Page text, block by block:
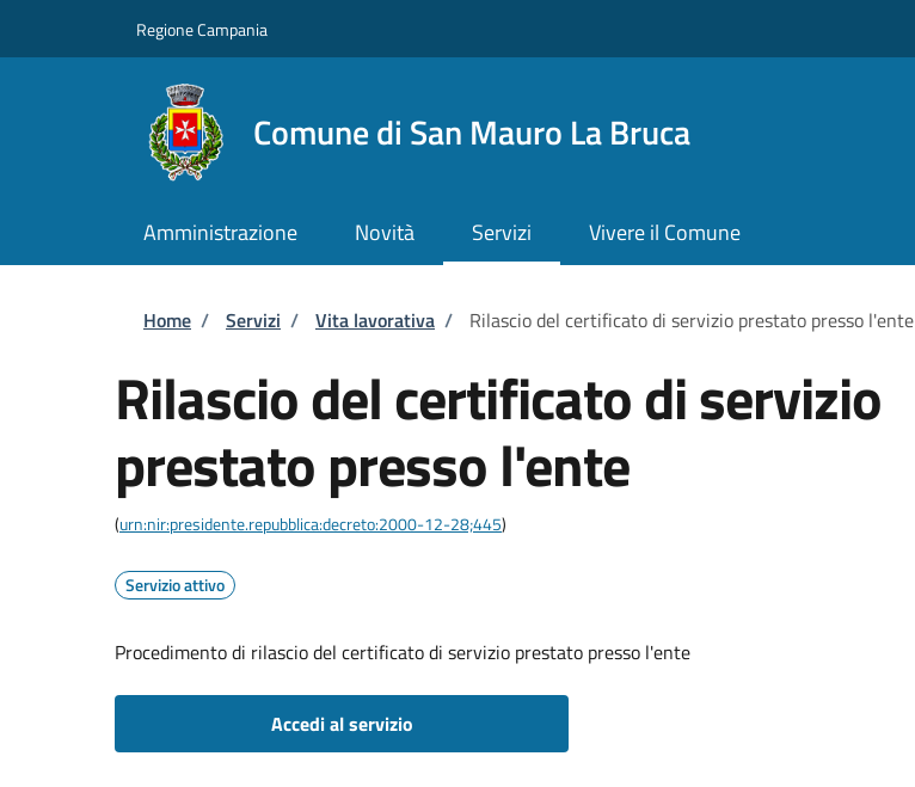
Regione Campania
Comune di San Mauro La Bruca
Amministrazione Novità Servizi Vivere il Comune
Briciole di pane
Home / Servizi / Vita lavorativa / Rilascio del certificato di servizio prestato presso l'ente
Rilascio del certificato di servizio
prestato presso l'ente
(urn:nir:presidente.repubblica:decreto:2000-12-28;445)
Servizio attivo
Procedimento di rilascio del certificato di servizio prestato presso l'ente
Accedi al servizio